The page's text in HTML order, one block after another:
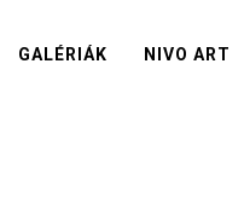
GALÉRIÁK NIVO ART